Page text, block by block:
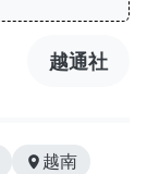
越通社
越南